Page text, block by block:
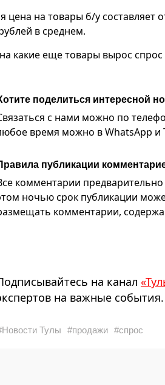
цена на товары б/у составляет
в среднем.
какие еще товары вырос
поделиться интересной
с нами можно по
время можно в WhatsApp и
публикации
комментарии
ночью срок публикации
комментарии,
на канал
на важные события.
Тулы #продажи #спрос